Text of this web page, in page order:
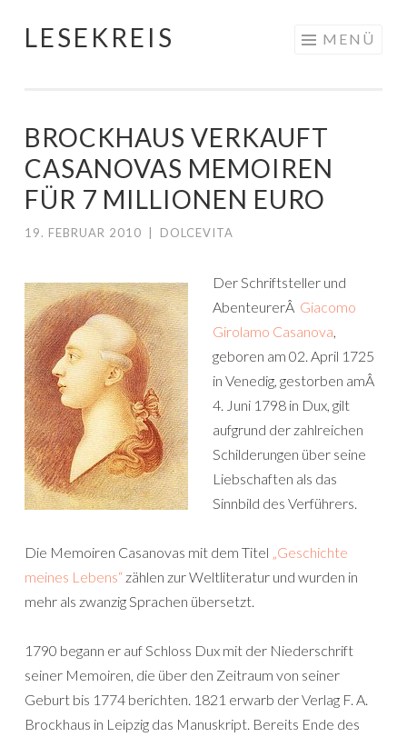
Springe
LESEKREIS MENÜ
BROCKHAUS VERKAUFT
CASANOVAS MEMOIREN
FÜR 7 MILLIONEN EURO
19. FEBRUAR 2010 DOLCEVITA
Der Schriftsteller und
AbenteurerÂ Giacomo
Girolamo Casanova,
geboren am 02. April 1725
in Venedig, gestorben amÂ
4. Juni 1798 in Dux, gilt
aufgrund der zahlreichen
Schilderungen über seine
Liebschaften als das
Sinnbild des Verführers.
Die Memoiren Casanovas mit dem Titel „Geschichte
meines Lebens“ zählen zur Weltliteratur und wurden in
mehr als zwanzig Sprachen übersetzt.
1790 begann er auf Schloss Dux mit der Niederschrift
seiner Memoiren, die über den Zeitraum von seiner
Geburt bis 1774 berichten. 1821 erwarb der Verlag F. A.
Brockhaus in Leipzig das Manuskript. Bereits Ende des